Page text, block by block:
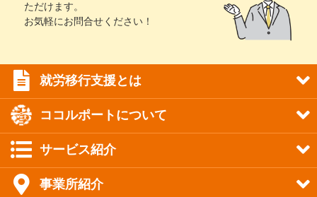
ただけます。
お気軽にお問合せください！
就労移行支援とは
ココルポートについて
サービス紹介
事業所紹介